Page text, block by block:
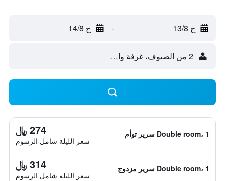
خ 13/8 - ج 14/8
2 من الضيوف، غرفة واحدة
Double room، 1 سرير توأم 274 ﷼
سعر الليلة شامل الرسوم
Double room، 1 سرير مزدوج 314 ﷼
سعر الليلة شامل الرسوم